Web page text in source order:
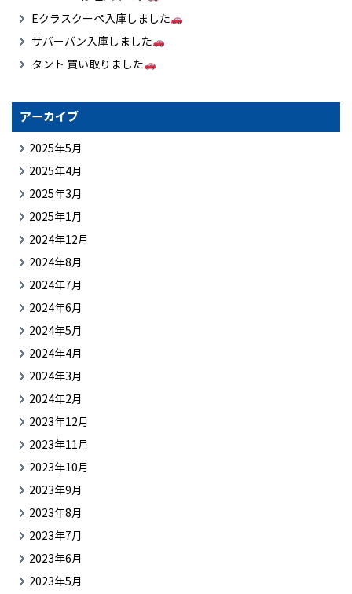
Eクラスクーペ入庫しました
サバーバン入庫しました
タント 買い取りました
アーカイブ
2025年5月
2025年4月
2025年3月
2025年1月
2024年12月
2024年8月
2024年7月
2024年6月
2024年5月
2024年4月
2024年3月
2024年2月
2023年12月
2023年11月
2023年10月
2023年9月
2023年8月
2023年7月
2023年6月
2023年5月